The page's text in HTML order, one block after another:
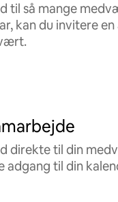
til så mange
kan du invitere
direkte til din
adgang til din